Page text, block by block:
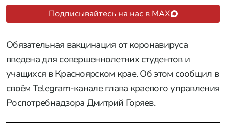
Подписывайтесь на нас в MAX
Обязательная вакцинация от коронавируса
введена для совершеннолетних студентов и
учащихся в Красноярском крае. Об этом сообщил в
своём Telegram-канале глава краевого управления
Роспотребнадзора Дмитрий Горяев.